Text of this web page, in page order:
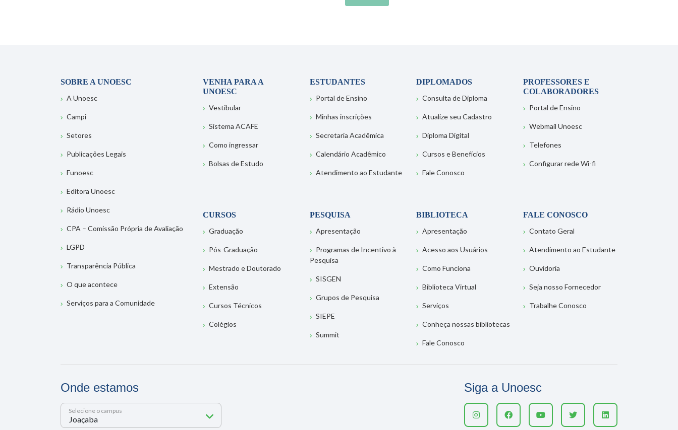
SOBRE A UNOESC
A Unoesc
Campi
Setores
Publicações Legais
Funoesc
Editora Unoesc
Rádio Unoesc
CPA – Comissão Própria de Avaliação
LGPD
Transparência Pública
O que acontece
Serviços para a Comunidade
VENHA PARA A
UNOESC
Vestibular
Sistema ACAFE
Como ingressar
Bolsas de Estudo
ESTUDANTES
Portal de Ensino
Minhas inscrições
Secretaria Acadêmica
Calendário Acadêmico
Atendimento ao Estudante
DIPLOMADOS
Consulta de Diploma
Atualize seu Cadastro
Diploma Digital
Cursos e Benefícios
Fale Conosco
PROFESSORES E
COLABORADORES
Portal de Ensino
Webmail Unoesc
Telefones
Configurar rede Wi-fi
CURSOS
Graduação
Pós-Graduação
Mestrado e Doutorado
Extensão
Cursos Técnicos
Colégios
PESQUISA
Apresentação
Programas de Incentivo à
Pesquisa
SISGEN
Grupos de Pesquisa
SIEPE
Summit
BIBLIOTECA
Apresentação
Acesso aos Usuários
Como Funciona
Biblioteca Virtual
Serviços
Conheça nossas bibliotecas
Fale Conosco
FALE CONOSCO
Contato Geral
Atendimento ao Estudante
Ouvidoria
Seja nosso Fornecedor
Trabalhe Conosco
Onde estamos
Selecione o campus
Siga a Unoesc